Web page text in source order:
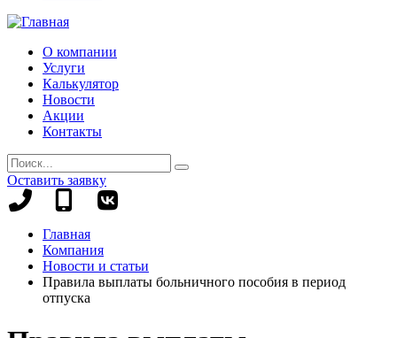
О компании
Услуги
Калькулятор
Новости
Акции
Контакты
Оставить заявку
+7
+7
695-
70-
99
Главная
Компания
Новости и статьи
Правила выплаты больничного пособия в период
отпуска